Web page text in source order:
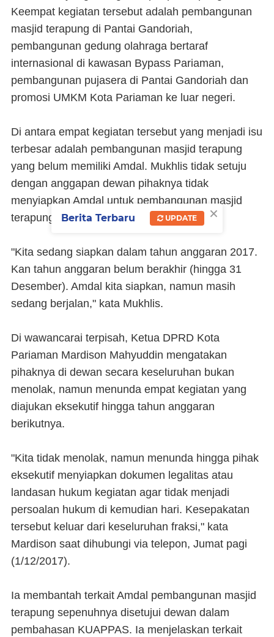
Keempat kegiatan tersebut adalah pembangunan
masjid terapung di Pantai Gandoriah,
pembangunan gedung olahraga bertaraf
internasional di kawasan Bypass Pariaman,
pembangunan pujasera di Pantai Gandoriah dan
promosi UMKM Kota Pariaman ke luar negeri.
Di antara empat kegiatan tersebut yang menjadi isu
terbesar adalah pembangunan masjid terapung
yang belum memiliki Amdal. Mukhlis tidak setuju
dengan anggapan dewan pihaknya tidak
menyiapkan Amdal untuk pembangunan masjid
terapung.
"Kita sedang siapkan dalam tahun anggaran 2017.
Kan tahun anggaran belum berakhir (hingga 31
Desember). Amdal kita siapkan, namun masih
sedang berjalan," kata Mukhlis.
Di wawancarai terpisah, Ketua DPRD Kota
Pariaman Mardison Mahyuddin mengatakan
pihaknya di dewan secara keseluruhan bukan
menolak, namun menunda empat kegiatan yang
diajukan eksekutif hingga tahun anggaran
berikutnya.
"Kita tidak menolak, namun menunda hingga pihak
eksekutif menyiapkan dokumen legalitas atau
landasan hukum kegiatan agar tidak menjadi
persoalan hukum di kemudian hari. Kesepakatan
tersebut keluar dari keseluruhan fraksi," kata
Mardison saat dihubungi via telepon, Jumat pagi
(1/12/2017).
Ia membantah terkait Amdal pembangunan masjid
terapung sepenuhnya disetujui dewan dalam
pembahasan KUAPPAS. Ia menjelaskan terkait
×
Berita Terbaru UPDATE